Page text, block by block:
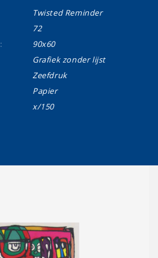
Twisted Reminder
72
90x60
Grafiek zonder lijst
Zeefdruk
Papier
x/150